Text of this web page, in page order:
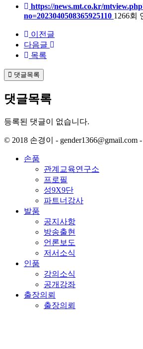
https://news.mt.co.kr/
no=2023040508365925110 1266회
이전글
다음글
목록
댓글목록
댓글목록
등록된 댓글이 없습니다.
© 2018 손경이 - gender1366@gmail.com
손품
관계교육연구소
프로필
성9X9단
파트너강사
발품
공지사항
방송출현
언론보도
저서소식
인품
강의소식
공개강좌
출장의뢰
출장의뢰